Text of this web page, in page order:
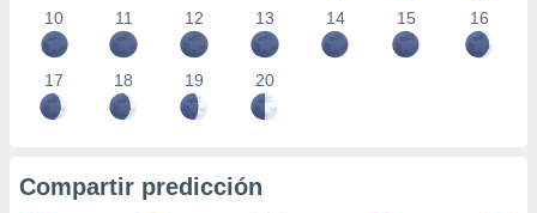
10 11 12 13 14 15 16
17 18 19 20
Compartir predicción